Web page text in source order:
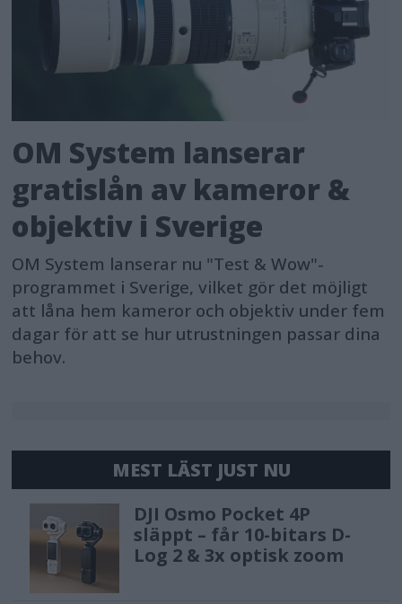
OM System lanserar
gratislån av kameror &
objektiv i Sverige
OM System lanserar nu "Test & Wow"-
programmet i Sverige, vilket gör det möjligt
att låna hem kameror och objektiv under fem
dagar för att se hur utrustningen passar dina
behov.
MEST LÄST JUST NU
DJI Osmo Pocket 4P
släppt – får 10-bitars D-
Log 2 & 3x optisk zoom